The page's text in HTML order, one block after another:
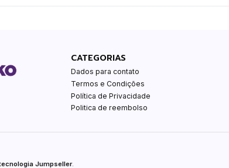
CATEGORIAS
Dados para contato
Termos e Condições
Política de Privacidade
Politica de reembolso
Jumpseller.